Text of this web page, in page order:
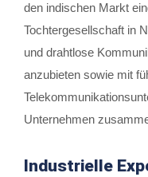
den indischen Markt
Tochtergesellschaft in
und drahtlose
anzubieten sowie mit
Unternehmen
Industrielle